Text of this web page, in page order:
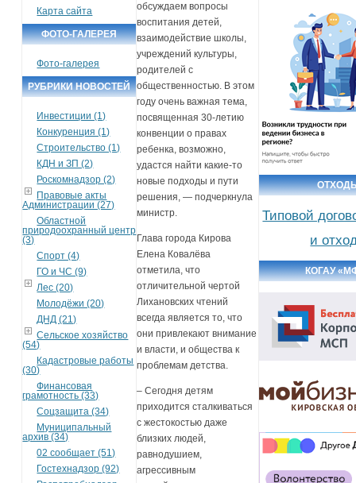
Карта сайта
ФОТО-ГАЛЕРЕЯ
Фото-галерея
РУБРИКИ НОВОСТЕЙ
Инвестиции (1)
Конкуренция (1)
Строительство (1)
КДН и ЗП (2)
Роскомнадзор (2)
Правовые акты
Администрации (27)
Областной
природоохранный центр
(3)
Спорт (4)
ГО и ЧС (9)
Лес (20)
Молодёжи (20)
ДНД (21)
Сельское хозяйство
(54)
Кадастровые работы
(30)
Финансовая
грамотность (33)
Соцзащита (34)
Муниципальный
архив (34)
02 сообщает (51)
Гостехнадзор (92)
обсуждаем вопросы
воспитания детей,
взаимодействие школы,
учреждений культуры,
родителей с
общественностью. В этом
году очень важная тема,
посвященная 30-летию
конвенции о правах
ребенка, возможно,
удастся найти какие-то
новые подходы и пути
решения, — подчеркнула
министр.
Глава города Кирова
Елена Ковалёва
отметила, что
отличительной чертой
Лихановских чтений
всегда является то, что
они привлекают внимание
и власти, и общества к
проблемам детства.
– Сегодня детям
приходится сталкиваться
с жестокостью даже
близких людей,
равнодушием,
агрессивным
Типовой
и
КОГАУ